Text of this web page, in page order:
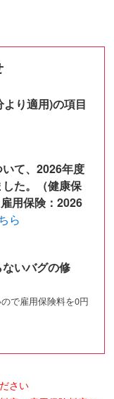
とも投資？
り適用)の項目
て、2026年度
た。（健康保
用保険：2026
ら
ないバグの修
で雇用保険料を0円
さい